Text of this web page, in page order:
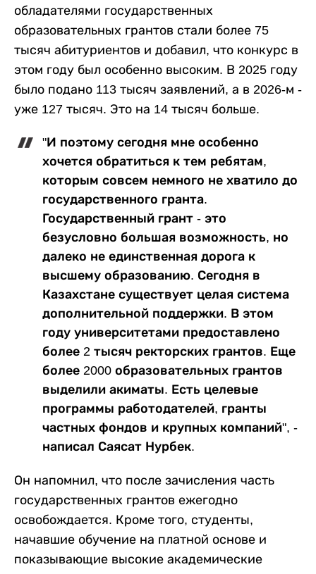
обладателями государственных
образовательных грантов стали более 75
тысяч абитуриентов и добавил, что конкурс в
этом году был особенно высоким. В 2025 году
было подано 113 тысяч заявлений, а в 2026-м -
уже 127 тысяч. Это на 14 тысяч больше.
"И поэтому сегодня мне особенно
хочется обратиться к тем ребятам,
которым совсем немного не хватило до
государственного гранта.
Государственный грант - это
безусловно большая возможность, но
далеко не единственная дорога к
высшему образованию. Сегодня в
Казахстане существует целая система
дополнительной поддержки. В этом
году университетами предоставлено
более 2 тысяч ректорских грантов. Еще
более 2000 образовательных грантов
выделили акиматы. Есть целевые
программы работодателей, гранты
частных фондов и крупных компаний", -
написал Саясат Нурбек.
Он напомнил, что после зачисления часть
государственных грантов ежегодно
освобождается. Кроме того, студенты,
начавшие обучение на платной основе и
показывающие высокие академические